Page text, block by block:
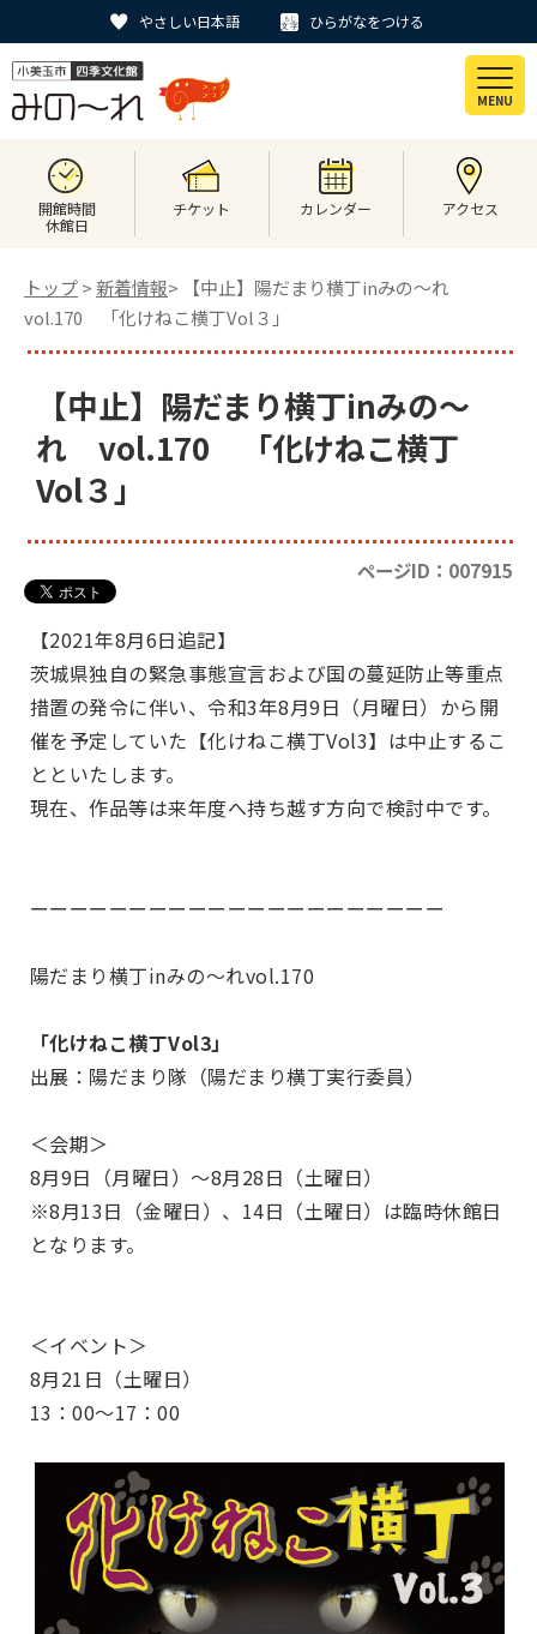
やさしい日本語 ひらがなをつける
MENU
開館時間
休館日
チケット カレンダー アクセス
トップ> 新着情報> 【中止】陽だまり横丁inみの～れ
vol.170 「化けねこ横丁Vol３」
【中止】陽だまり横丁inみの～
れ vol.170 「化けねこ横丁
Vol３」
ページID：007915
【2021年8月6日追記】
茨城県独自の緊急事態宣言および国の蔓延防止等重点
措置の発令に伴い、令和3年8月9日（月曜日）から開
催を予定していた【化けねこ横丁Vol3】は中止するこ
とといたします。
現在、作品等は来年度へ持ち越す方向で検討中です。
ーーーーーーーーーーーーーーーーーーーーー
陽だまり横丁inみの～れvol.170
「化けねこ横丁Vol3」
出展：陽だまり隊（陽だまり横丁実行委員）
＜会期＞
8月9日（月曜日）～8月28日（土曜日）
※8月13日（金曜日）、14日（土曜日）は臨時休館日
となります。
＜イベント＞
8月21日（土曜日）
13：00～17：00